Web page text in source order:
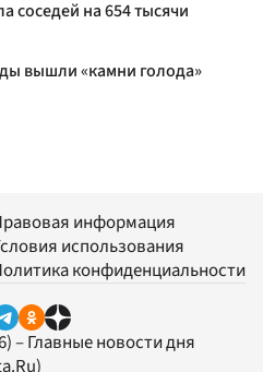
соседей на 654 тысячи
вышли «камни голода»
информация
использования
конфиденциальности
– Главные новости дня